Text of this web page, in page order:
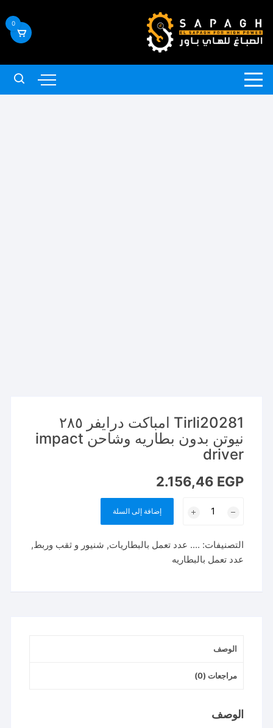
إلى
المحتوى
0
Tirli20281 امباكت درايفر ٢٨٥
نيوتن بدون بطاريه وشاحن impact
driver
2.156,46 EGP
Tirli20281
درايفر
٢٨٥
driver
إضافة إلى السلة
التصنيفات: .... عدد تعمل بالبطاريات, شنيور و ثقب وربط,
عدد تعمل بالبطاريه
الوصف
مراجعات (0)
الوصف